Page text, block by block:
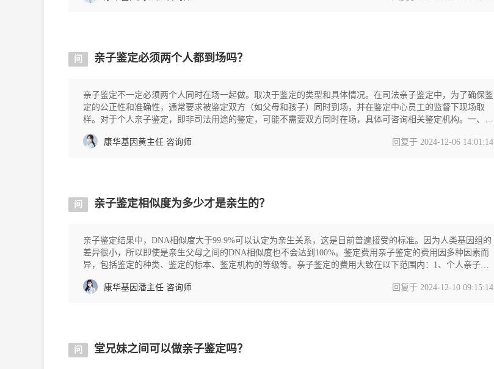
问 亲子鉴定必须两个人都到场吗？
亲子鉴定不一定必须两个人同时在场一起做。取决于鉴定的类型和具体情况。在司法亲子鉴定中，为了确保鉴
定的公正性和准确性，通常要求被鉴定双方（如父母和孩子）同时到场，并在鉴定中心员工的监督下现场取
样。对于个人亲子鉴定，即非司法用途的鉴定，可能不需要双方同时在场，具体可咨询相关鉴定机构。一、鉴
定费用亲子鉴定
康华基因黄主任 咨询师 回复于 2024-12-06 14:01:14
问 亲子鉴定相似度为多少才是亲生的？
亲子鉴定结果中，DNA相似度大于99.9%可以认定为亲生关系，这是目前普遍接受的标准。因为人类基因组的
差异很小，所以即使是亲生父母之间的DNA相似度也不会达到100%。鉴定费用亲子鉴定的费用因多种因素而
异，包括鉴定的种类、鉴定的标本、鉴定机构的等级等。亲子鉴定的费用大致在以下范围内：1、个人亲子鉴
定：一般是1000元一
康华基因潘主任 咨询师 回复于 2024-12-10 09:15:14
问 堂兄妹之间可以做亲子鉴定吗？